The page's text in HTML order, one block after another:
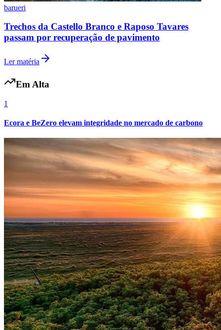
Santos
Flamengo
barueri
Trechos da Castello Branco e Raposo Tavares
passam por recuperação de pavimento
Ler matéria
Em Alta
1
Ecora e BeZero elevam integridade no mercado de carbono